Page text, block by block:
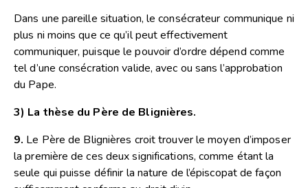
Dans une pareille situation, le consécrateur communique ni
plus ni moins que ce qu’il peut effectivement
communiquer, puisque le pouvoir d’ordre dépend comme
tel d’une consécration valide, avec ou sans l’approbation
du Pape.
3) La thèse du Père de Blignières.
9. Le Père de Blignières croit trouver le moyen d’imposer
la première de ces deux significations, comme étant la
seule qui puisse définir la nature de l’épiscopat de façon